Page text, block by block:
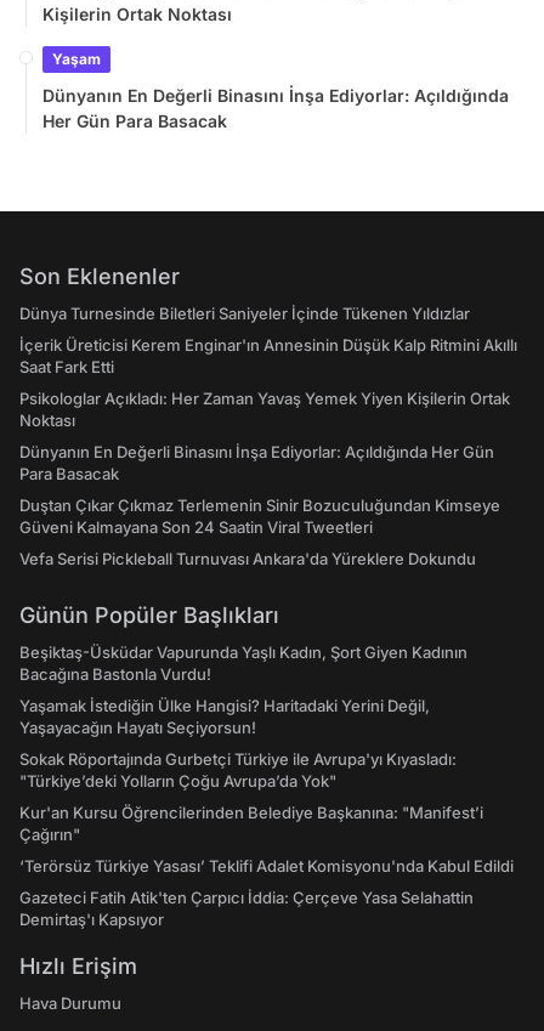
Kişilerin Ortak Noktası
Yaşam
Dünyanın En Değerli Binasını İnşa Ediyorlar: Açıldığında
Her Gün Para Basacak
Son Eklenenler
Dünya Turnesinde Biletleri Saniyeler İçinde Tükenen Yıldızlar
İçerik Üreticisi Kerem Enginar'ın Annesinin Düşük Kalp Ritmini Akıllı
Saat Fark Etti
Psikologlar Açıkladı: Her Zaman Yavaş Yemek Yiyen Kişilerin Ortak
Noktası
Dünyanın En Değerli Binasını İnşa Ediyorlar: Açıldığında Her Gün
Para Basacak
Duştan Çıkar Çıkmaz Terlemenin Sinir Bozuculuğundan Kimseye
Güveni Kalmayana Son 24 Saatin Viral Tweetleri
Vefa Serisi Pickleball Turnuvası Ankara'da Yüreklere Dokundu
Günün Popüler Başlıkları
Beşiktaş-Üsküdar Vapurunda Yaşlı Kadın, Şort Giyen Kadının
Bacağına Bastonla Vurdu!
Yaşamak İstediğin Ülke Hangisi? Haritadaki Yerini Değil,
Yaşayacağın Hayatı Seçiyorsun!
Sokak Röportajında Gurbetçi Türkiye ile Avrupa'yı Kıyasladı:
"Türkiye’deki Yolların Çoğu Avrupa’da Yok"
Kur'an Kursu Öğrencilerinden Belediye Başkanına: "Manifest’i
Çağırın"
‘Terörsüz Türkiye Yasası’ Teklifi Adalet Komisyonu'nda Kabul Edildi
Gazeteci Fatih Atik'ten Çarpıcı İddia: Çerçeve Yasa Selahattin
Demirtaş'ı Kapsıyor
Hızlı Erişim
Hava Durumu